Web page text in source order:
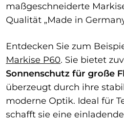
maßgeschneiderte
Qualität „Made in
Entdecken Sie zum
Markise P60. Sie bietet
Sonnenschutz für große
überzeugt durch ihre
moderne Optik. Ideal für
schafft sie eine